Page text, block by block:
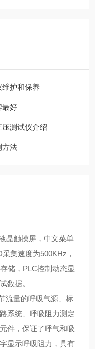
维护和保养
最好
测试仪介绍
方法
晶触摸屏，中文菜单
集速度为500KHz，
储，PLC控制动态显
数据。
流量的呼吸气源、标
系统、呼吸阻力测定
件，保证了呼气和吸
显示呼吸阻力，具有